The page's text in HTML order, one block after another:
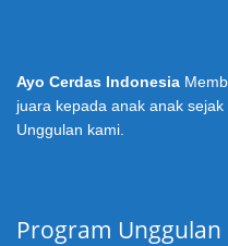
Ayo Cerdas Indonesia
juara kepada anak anak
Unggulan kami.
Program Unggulan